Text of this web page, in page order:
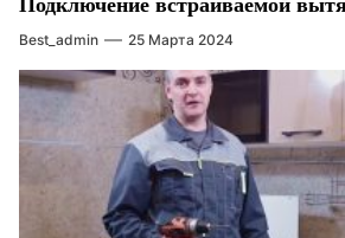
Подключение встраиваемой
Best_admin 25 Марта 2024